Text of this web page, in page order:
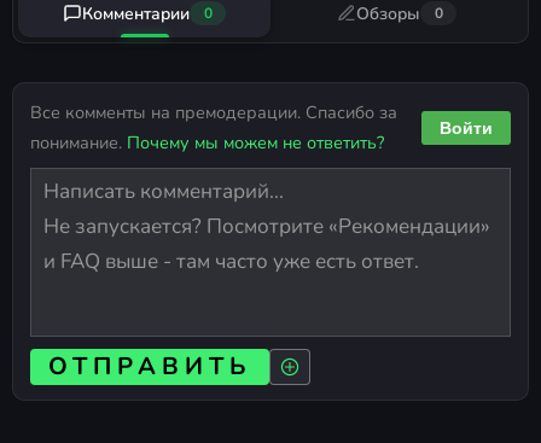
Комментарии 0 Обзоры 0
Все комменты на премодерации. Спасибо за
понимание. Почему мы можем не ответить?
Войти
ОТПРАВИТЬ